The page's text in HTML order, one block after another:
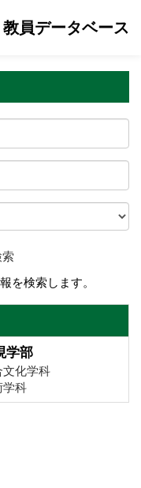
教員データベース
索
を検索します。
学部
文化学科
学科